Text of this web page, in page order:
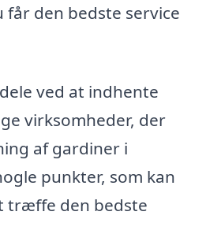
får den bedste service
ved at indhente
virksomheder, der
af gardiner i
punkter, som kan
træffe den bedste